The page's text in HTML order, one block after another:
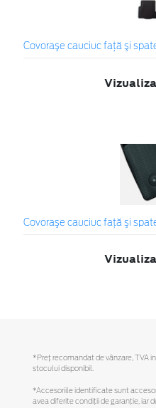
Covoraşe cauciuc faţă şi
Covoraşe cauciuc faţă şi
*Preţ recomandat de vânzare, TVA
stocului disponibil.
*Accesoriile identificate sunt
avea diferite condiții de garanție, iar